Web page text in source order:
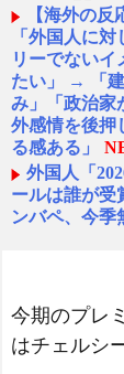
【海外の反
「外国人に
リーでないイ
たい」 → 「
み」「政治家
外感情を後押
る感ある」
外国人「
ールは誰が受
ンバペ、今季
海外「日本
の寿命を2倍
を開発。これ
今期のプレ
はチェルシ